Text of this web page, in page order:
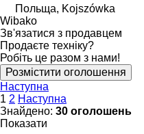
Польща, Kojszówka
Wibako
Зв'язатися з продавцем
Продаєте техніку?
Робіть це разом з нами!
Розмістити оголошення
Наступна
1 2 Наступна
Знайдено: 30 оголошень
Показати